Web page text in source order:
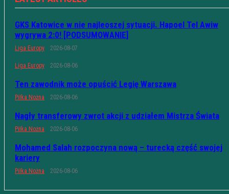
GKS Katowice w nie najleoszej sytuacji. Hapoel Tel Awiw
wygrywa 2:0! [PODSUMOWANIE]
Liga Europy 2026-08-07
Liga Europy 2026-08-06
Ten zawodnik może opuścić Legię Warszawa
Piłka Nożna 2026-08-06
Nagły transferowy zwrot akcji z udziałem Mistrza Świata
Piłka Nożna 2026-08-06
Mohamed Salah rozpoczyna nową – turecką część swojej
kariery
Piłka Nożna 2026-08-06